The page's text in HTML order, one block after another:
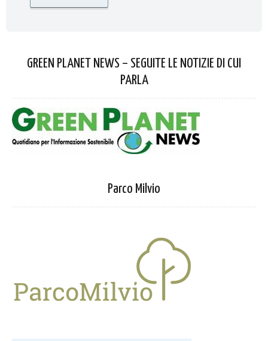
GREEN PLANET NEWS – SEGUITE LE NOTIZIE DI CUI
PARLA
Parco Milvio